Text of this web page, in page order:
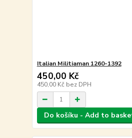
Italian Militiaman 1260-1392
450,00 Kč
450,00 Kč bez DPH
Do košíku - Add to